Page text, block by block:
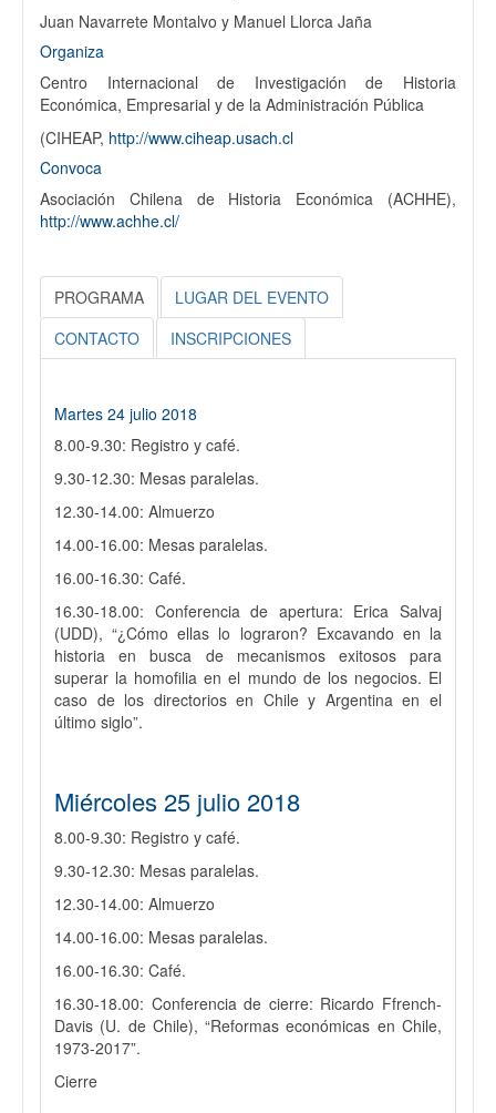
Juan Navarrete Montalvo y Manuel Llorca Jaña
Organiza
Centro Internacional de Investigación de Historia
Económica, Empresarial y de la Administración Pública
(CIHEAP, http://www.ciheap.usach.cl
Convoca
Asociación Chilena de Historia Económica (ACHHE),
http://www.achhe.cl/
PROGRAMA
LUGAR DEL EVENTO
CONTACTO
INSCRIPCIONES
Martes 24 julio 2018
8.00-9.30: Registro y café.
9.30-12.30: Mesas paralelas.
12.30-14.00: Almuerzo
14.00-16.00: Mesas paralelas.
16.00-16.30: Café.
16.30-18.00: Conferencia de apertura: Erica Salvaj
(UDD), “¿Cómo ellas lo lograron? Excavando en la
historia en busca de mecanismos exitosos para
superar la homofilia en el mundo de los negocios. El
caso de los directorios en Chile y Argentina en el
último siglo”.
Miércoles 25 julio 2018
8.00-9.30: Registro y café.
9.30-12.30: Mesas paralelas.
12.30-14.00: Almuerzo
14.00-16.00: Mesas paralelas.
16.00-16.30: Café.
16.30-18.00: Conferencia de cierre: Ricardo Ffrench-
Davis (U. de Chile), “Reformas económicas en Chile,
1973-2017”.
Cierre